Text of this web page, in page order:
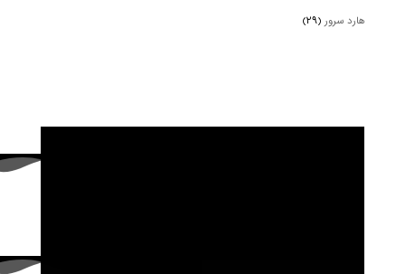
هارد سرور(۲۹)